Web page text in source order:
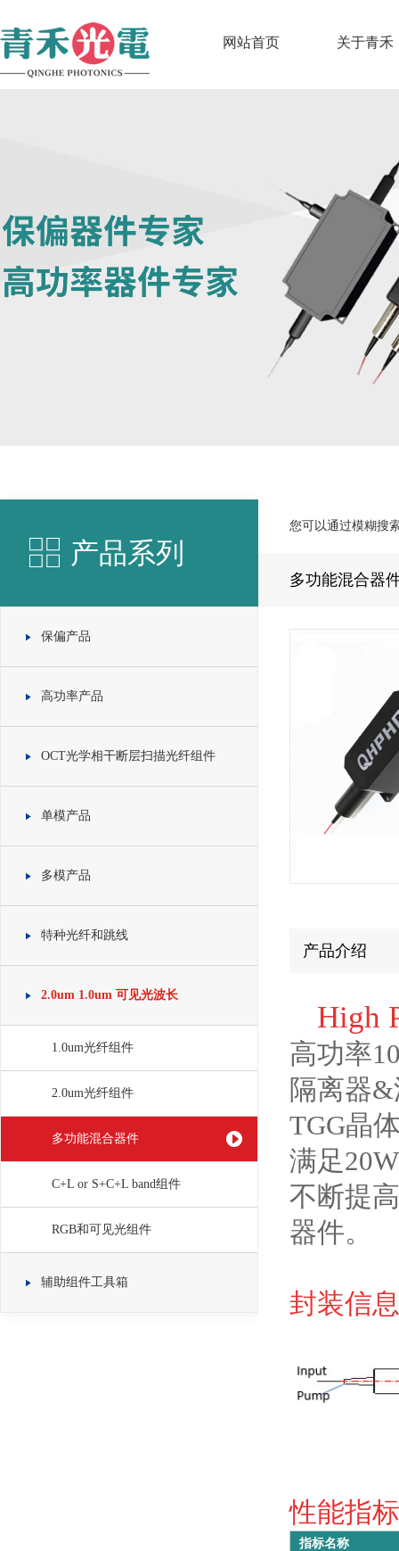
网站首页 关于青禾
产品系列
保偏产品
高功率产品
OCT光学相干断层扫描光纤组件
单模产品
多模产品
特种光纤和跳线
2.0um 1.0um 可见光波长
1.0um光纤组件
2.0um光纤组件
多功能混合器件
C+L or S+C+L band组件
RGB和可见光组件
辅助组件工具箱
您可以通过模糊搜
多功能混合器
产品介绍
High
高功率
隔离器
TGG晶
满足
不断提
器件。
封装信
性能指
指标名称